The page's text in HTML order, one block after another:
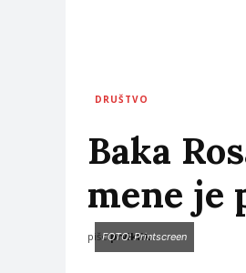
DRUŠTVO
Baka
mene je
piše:prviklik
FOTO: Printscreen